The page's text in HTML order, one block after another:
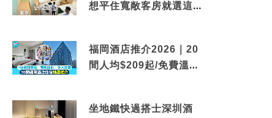
想平住寬敞客房就選這間
福岡酒店推介2026｜20
間人均$209起/免費溫泉/
坐地鐵快過搭士深圳酒